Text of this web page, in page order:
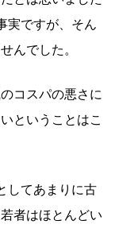
実ですが、そん
んでした。
コスパの悪さに
ということはこ
してあまりに古
者はほとんどい